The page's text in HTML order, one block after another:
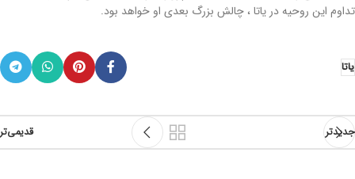
تداوم این روحیه در یاتا ، چالش بزرگ بعدی او خواهد بود.
یاتا
جدیدتر قدیمی‌تر